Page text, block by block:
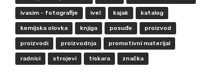
ivasim - fotografije ivel kajak katalog
kemijska olovka knjiga posuđe proizvod
proizvodi proizvodnja promotivni materijal
radnici strojevi tiskara značka